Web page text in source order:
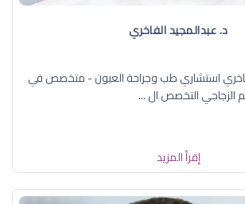
د. عبدالمجيد الفاخري
استشاري طب وجراحة العيون - متخصص في
الزجاجي التخصص ال ...
إقرأ المزيد